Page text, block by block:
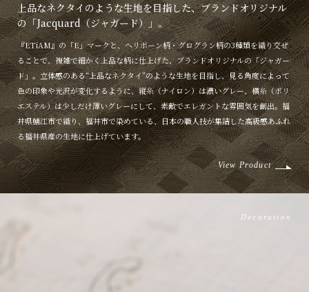
上品なネクタイのような生地を目指した、ブランドオリジナル
の「Jacquard（ジャガード）」。
『ETiAM』の「E」マークと、ヘリボーン柄・グログラン柄の3種類を織り交ぜ
ることで、複雑で細かく上品な柄に仕上げた、ブランドオリジナルの「ジャガー
ド」。立体感のある“上品なネクタイ”のような生地を目指し、見る角度によって
色の印象や光沢が変化するように、縦糸（ナイロン）は濃いグレー、横糸（ポリ
エステル）は少しだけ薄いグレーにして、素敵でエレガントな雰囲気を創出。福
井県鯖江市で織り、福井市で染めている、日本の職人技が集結した高級感あふれ
る福井県産の生地に仕上げています。
View Product
Decoration